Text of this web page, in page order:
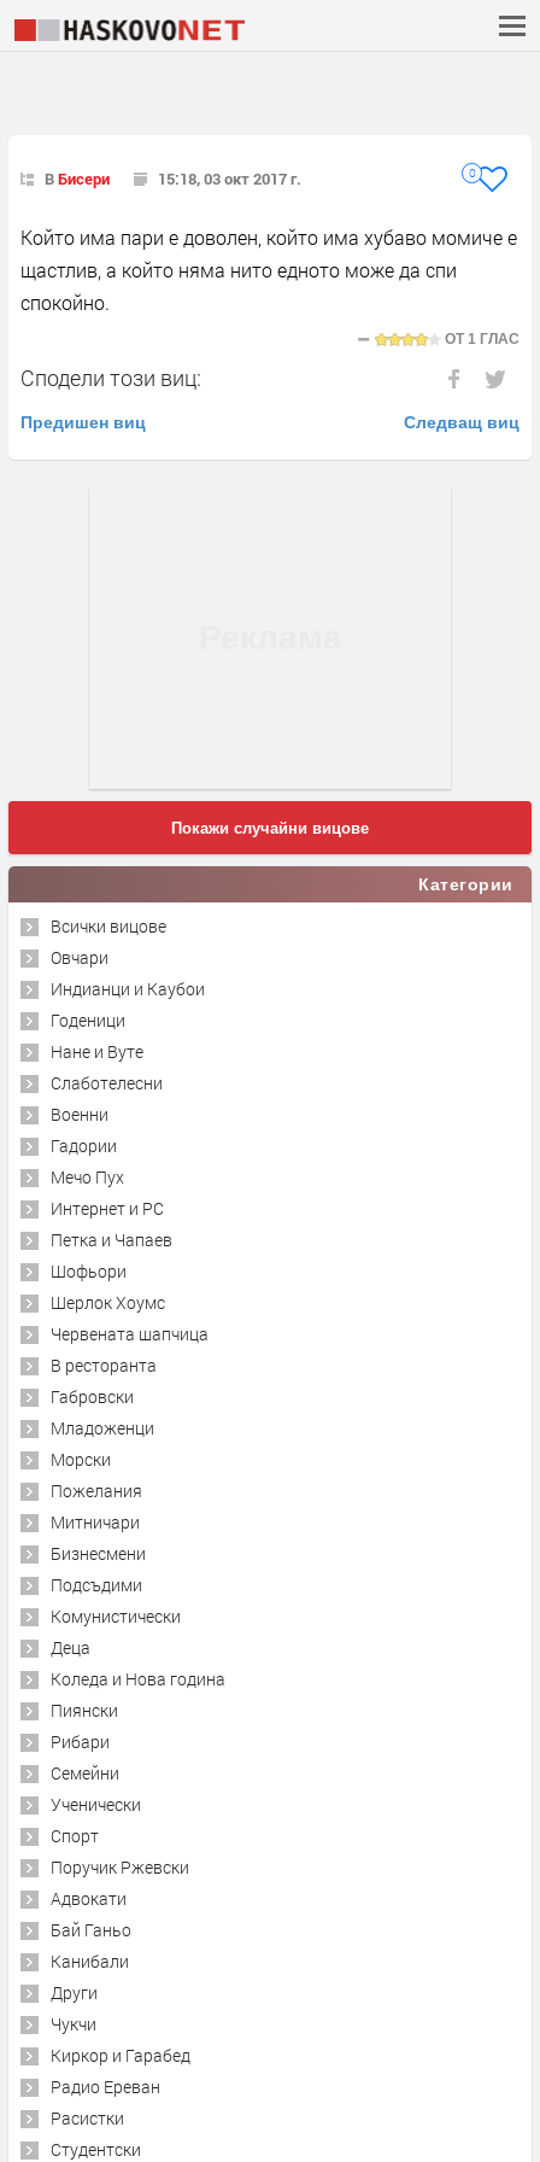
ВБисери 15:18, 03 окт 2017 г. 0
Който има пари е доволен, който има хубаво момиче е
щастлив, а който няма нито едното може да спи
спокойно.
ОТ1 ГЛАС
Сподели този виц:
Предишен виц Следващ виц
Покажи случайни вицове
Категории
Всички вицове
Овчари
Индианци и Каубои
Годеници
Нане и Вуте
Слаботелесни
Военни
Гадории
Мечо Пух
Интернет и PC
Петка и Чапаев
Шофьори
Шерлок Хоумс
Червената шапчица
В ресторанта
Габровски
Младоженци
Морски
Пожелания
Митничари
Бизнесмени
Подсъдими
Комунистически
Деца
Коледа и Нова година
Пиянски
Рибари
Семейни
Ученически
Спорт
Поручик Ржевски
Адвокати
Бай Ганьо
Канибали
Други
Чукчи
Киркор и Гарабед
Радио Ереван
Расистки
Студентски